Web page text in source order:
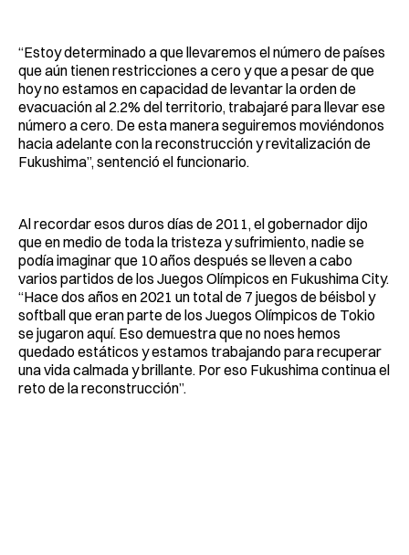
“Estoy determinado a que llevaremos el número de países
que aún tienen restricciones a cero y que a pesar de que
hoy no estamos en capacidad de levantar la orden de
evacuación al 2.2% del territorio, trabajaré para llevar ese
número a cero. De esta manera seguiremos moviéndonos
hacia adelante con la reconstrucción y revitalización de
Fukushima”, sentenció el funcionario.
Al recordar esos duros días de 2011, el gobernador dijo
que en medio de toda la tristeza y sufrimiento, nadie se
podía imaginar que 10 años después se lleven a cabo
varios partidos de los Juegos Olímpicos en Fukushima City.
“Hace dos años en 2021 un total de 7 juegos de béisbol y
softball que eran parte de los Juegos Olímpicos de Tokio
se jugaron aquí. Eso demuestra que no noes hemos
quedado estáticos y estamos trabajando para recuperar
una vida calmada y brillante. Por eso Fukushima continua el
reto de la reconstrucción”.